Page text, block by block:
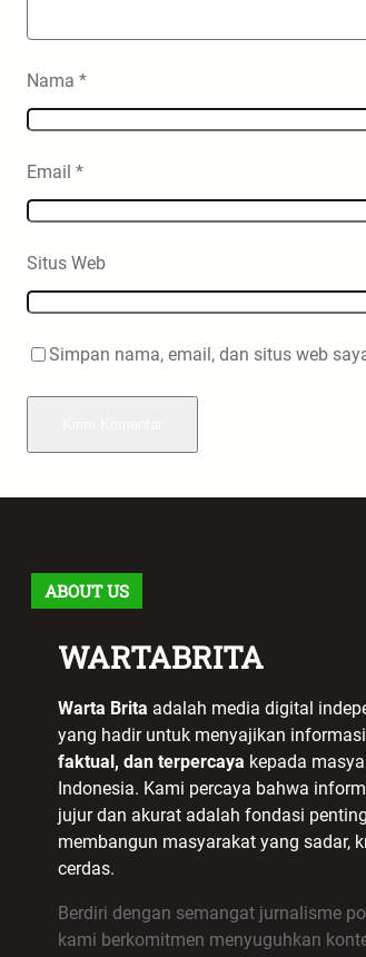
Nama *
Email *
Situs Web
Simpan nama, email, dan situs web
ABOUT US
WARTABRITA
Warta Brita adalah media digital
yang hadir untuk menyajikan informasi
faktual, dan terpercaya kepada
Indonesia. Kami percaya bahwa
jujur dan akurat adalah fondasi
membangun masyarakat yang sadar,
cerdas.
Berdiri dengan semangat jurnalisme
kami berkomitmen menyuguhkan